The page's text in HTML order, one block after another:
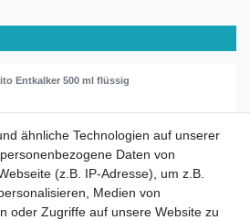
Entkalker 500 ml flüssig
€ *
Liter | 15,80 € / Liter
In den Warenkorb
ges. MwSt.zzgl. Versandkosten
ähnliche Technologien auf unserer
Daten von
(z.B. IP-Adresse), um z.B.
Medien von
oder Zugriffe auf unsere Website zu